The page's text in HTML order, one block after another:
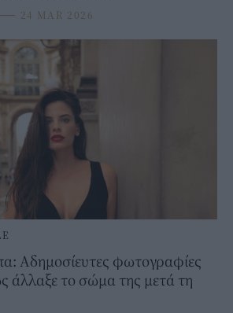
24 MAR 2026
Αδημοσίευτες φωτογραφίες
άλλαξε το σώμα της μετά τη